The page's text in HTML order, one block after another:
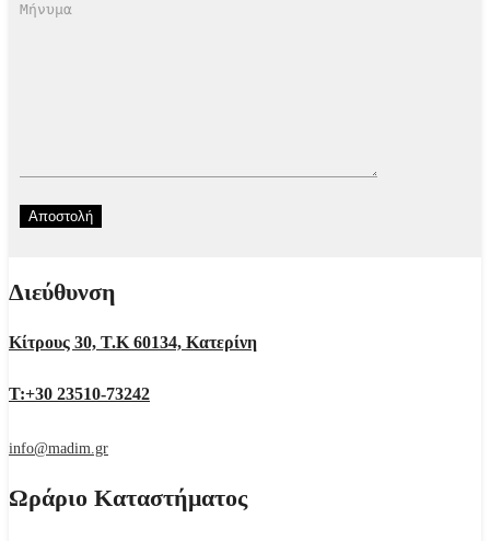
Διεύθυνση
Κίτρους 30, Τ.Κ 60134, Κατερίνη
Τ:+30 23510-73242
info@madim.gr
Ωράριο Καταστήματος